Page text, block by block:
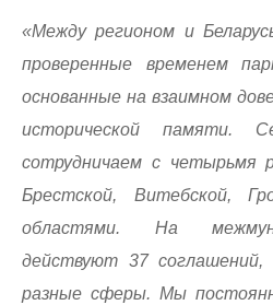
«Между регионом и
проверенные временем
основанные на взаимном
исторической памяти.
сотрудничаем с четырьмя
Брестской, Витебской,
областями. На
действуют 37
разные сферы. Мы